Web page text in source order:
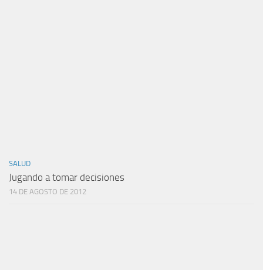
SALUD
Jugando a tomar decisiones
14 DE AGOSTO DE 2012